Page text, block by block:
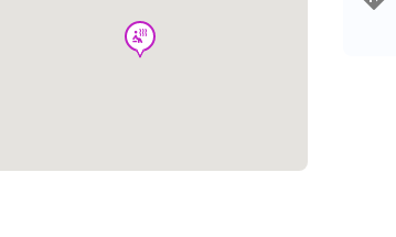
wellness